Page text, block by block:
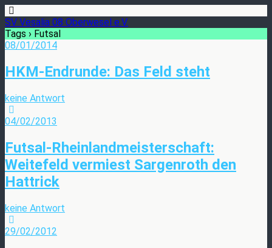
SV Vesalia 08 Oberwesel e.V.
Tags › Futsal
08/01/2014
HKM-Endrunde: Das Feld steht
keine Antwort
04/02/2013
Futsal-Rheinlandmeisterschaft:
Weitefeld vermiest Sargenroth den
Hattrick
keine Antwort
29/02/2012